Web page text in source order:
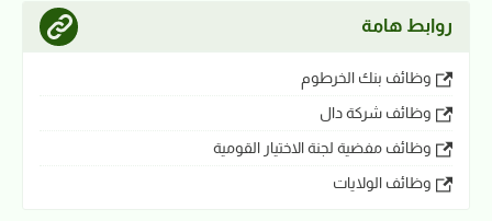
روابط هامة
وظائف بنك الخرطوم
وظائف شركة دال
وظائف مفضية لجنة الاختيار القومية
وظائف الولايات